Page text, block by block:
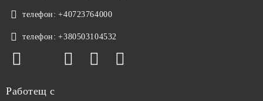
телефон: +40723764000
телефон: +380503104532
Работещ с